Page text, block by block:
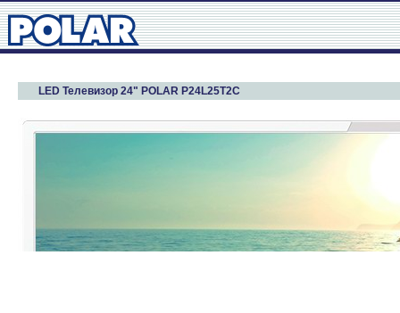
LED Телевизор 24" POLAR P24L25T2C